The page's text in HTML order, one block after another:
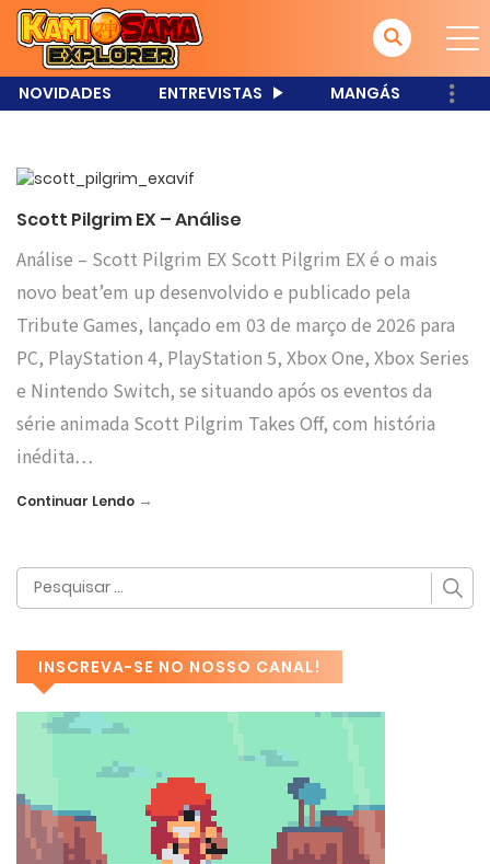
NOVIDADES ENTREVISTAS MANGÁS
Scott Pilgrim EX – Análise
Análise – Scott Pilgrim EX Scott Pilgrim EX é o mais
novo beat’em up desenvolvido e publicado pela
Tribute Games, lançado em 03 de março de 2026 para
PC, PlayStation 4, PlayStation 5, Xbox One, Xbox Series
e Nintendo Switch, se situando após os eventos da
série animada Scott Pilgrim Takes Off, com história
inédita…
Continuar Lendo →
INSCREVA-SE NO NOSSO CANAL!